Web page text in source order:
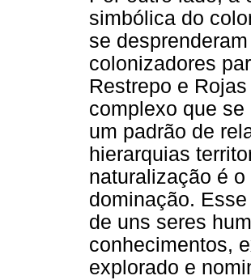
simbólica do
se
colonizadores
Restrepo e
complexo que
um padrão de
hierarquias
naturalização é
dominação.
de uns seres
conhecimentos,
explorado e